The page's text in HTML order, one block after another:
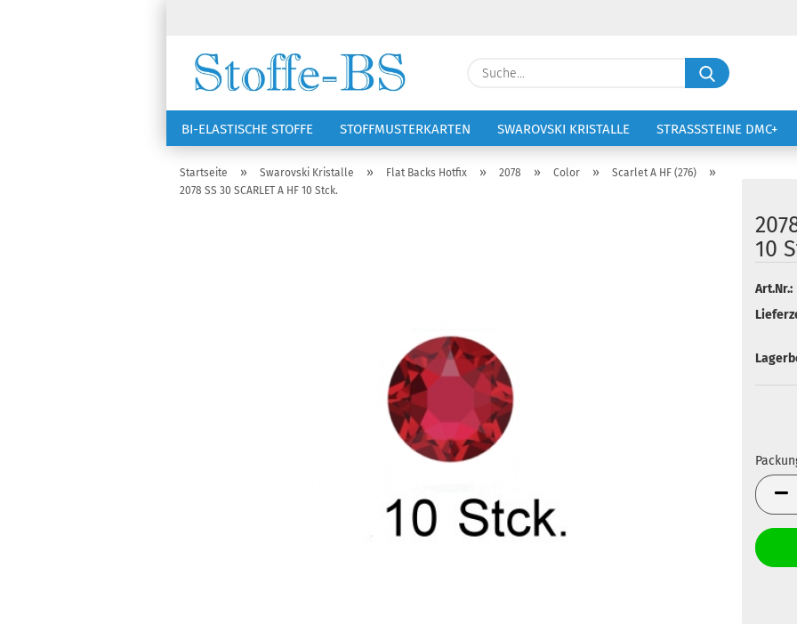
Lieferland Suche...
BI-ELASTISCHE STOFFE STOFFMUSTERKARTEN SWAROVSKI KRISTALLE STRASSSTEINE DMC+
NÄHZUBEHÖR RSG KAPPEN VOLTIGIERANZÜGE STICKEREI
Startseite » Swarovski Kristalle » Flat Backs Hotfix » 2078 » Color » Scarlet A HF (276) »
2078 SS 30 SCARLET A HF 10 Stck.
10
Art.Nr.:
Packung